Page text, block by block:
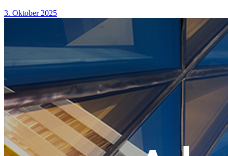
3. Oktober 2025